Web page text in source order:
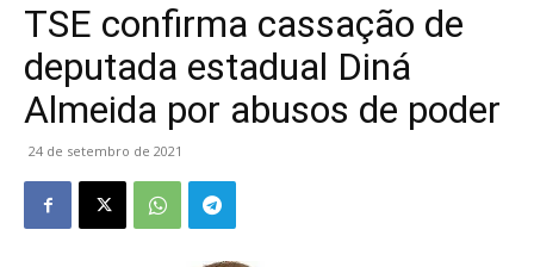
TSE confirma cassação de
deputada estadual Diná
Almeida por abusos de poder
24 de setembro de 2021